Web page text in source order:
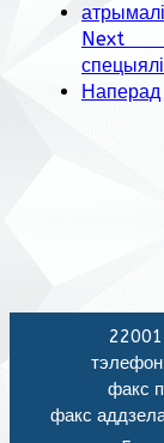
Next
Наперад
факс
факс